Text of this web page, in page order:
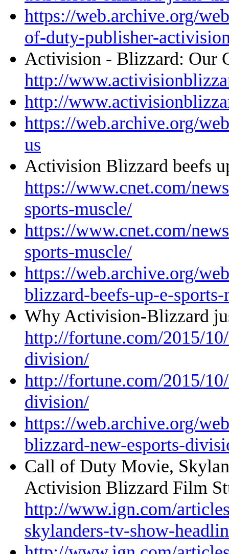
https://web.archive.org/
of-duty-publisher-
Activision - Blizzard: Our
http://
http://
https://web.archive.org/
us
Activision Blizzard beefs
https://www.cnet.com/
sports-muscle/
https://www.cnet.com/
sports-muscle/
https://web.archive.org/
blizzard-beefs-up-e-sports-
Why Activision-Blizzard
http://fortune.com/2015/
division/
http://fortune.com/2015/
division/
https://web.archive.org/
blizzard-new-esports-
Call of Duty Movie,
Activision Blizzard Film
http://www.ign.com/
skylanders-tv-show-